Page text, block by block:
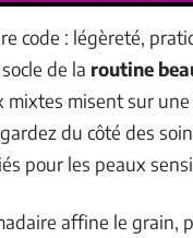
code : légèreté,
de la routine
mixtes misent sur
du côté des
pour les peaux
affine le grain,